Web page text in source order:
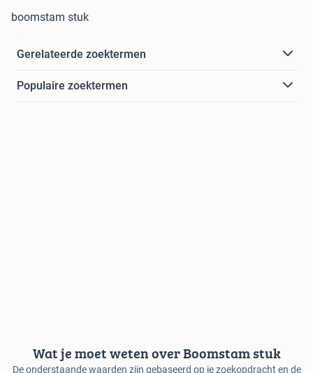
boomstam stuk
Gerelateerde zoektermen
Populaire zoektermen
Wat je moet weten over Boomstam stuk
De onderstaande waarden zijn gebaseerd op je zoekopdracht en de